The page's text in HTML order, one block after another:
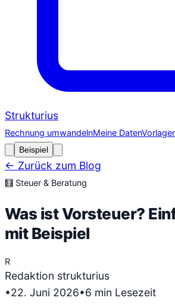
Strukturius
Rechnung umwandelnMeine Daten
Beispiel
← Zurück zum Blog
🧮 Steuer & Beratung
Was ist Vorsteuer?
mit Beispiel
R
Redaktion strukturius
•22. Juni 2026•6 min Lesezeit